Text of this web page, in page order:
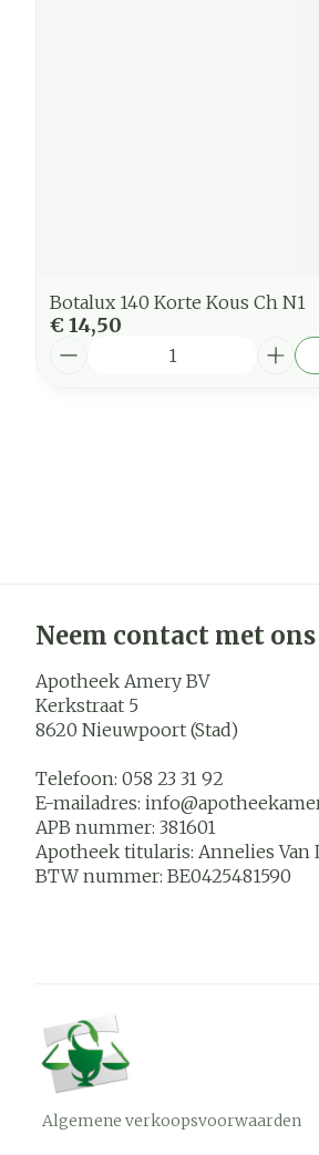
Botalux 140 Korte Kous Ch N1
€ 14,50
Neem contact met
Apotheek Amery BV
Kerkstraat 5
8620 Nieuwpoort (Stad)
Telefoon: 058 23 31 92
E-mailadres: info@
APB nummer: 381601
Apotheek titularis: Annelies Van
BTW nummer: BE0425481590
Algemene verkoopsvoorwaarden